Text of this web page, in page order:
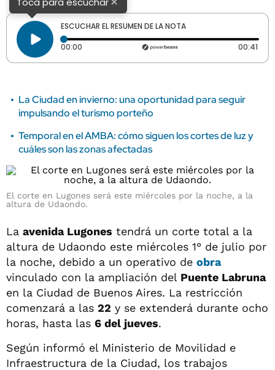
ESCUCHAR EL RESUMEN DE LA NOTA
00:00 Tiempo transcurrido: 0 segundos 00:41
La Ciudad en invierno: una oportunidad para seguir
impulsando el turismo porteño
Temporal en el AMBA: cómo siguen los cortes de luz y
cuáles son las zonas afectadas
El corte en Lugones será este miércoles por la noche, a la
altura de Udaondo.
La avenida Lugones tendrá un corte total a la
altura de Udaondo este miércoles 1° de julio por
la noche, debido a un operativo de obra
vinculado con la ampliación del Puente Labruna
en la Ciudad de Buenos Aires. La restricción
comenzará a las 22 y se extenderá durante ocho
horas, hasta las 6 del jueves.
Según informó el Ministerio de Movilidad e
Infraestructura de la Ciudad, los trabajos